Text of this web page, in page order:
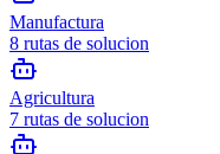
Manufactura
8 rutas de solucion
Agricultura
7 rutas de solucion